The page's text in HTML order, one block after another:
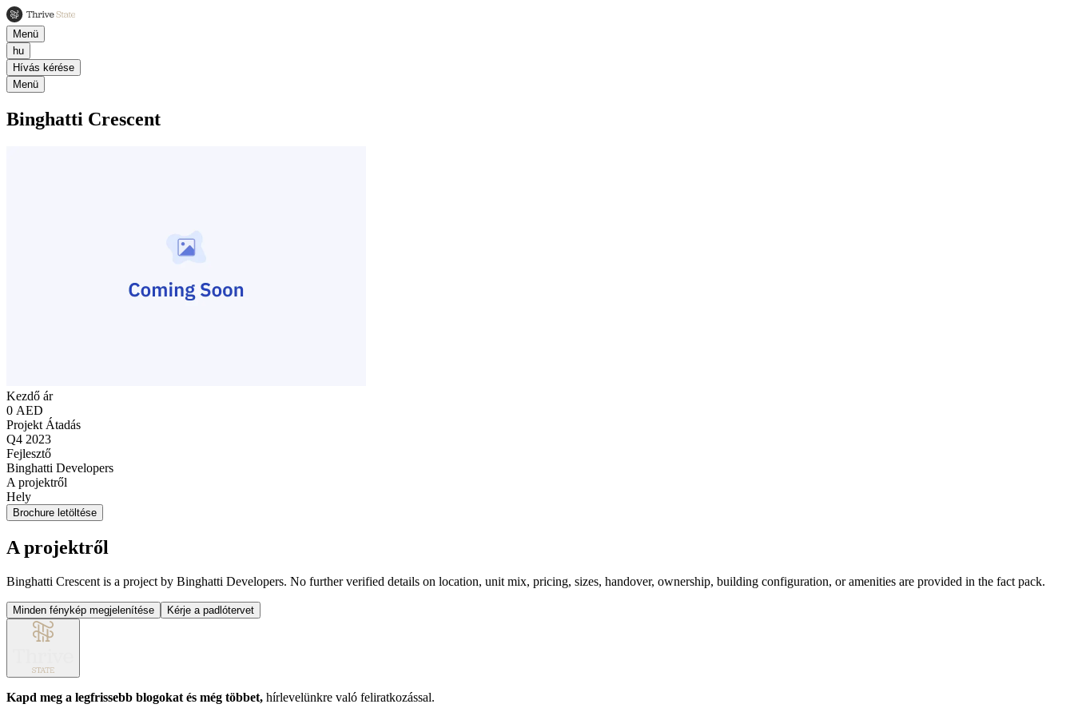
Menü
hu
Hívás kérése
Menü
Binghatti Crescent
Kezdő ár
0 AED
Projekt Átadás
Q4 2023
Fejlesztő
Binghatti Developers
A projektről
Hely
Brochure letöltése
A projektről
Binghatti Crescent is a project by Binghatti Developers. No further verified details on location, unit mix, pricing, sizes, handover, ownership, building configuration, or amenities are provided in the fact pack.
Minden fénykép megjelenítése Kérje a padlótervet
Kapd meg a legfrissebb blogokat és még többet, hírlevelünkre való feliratkozással.